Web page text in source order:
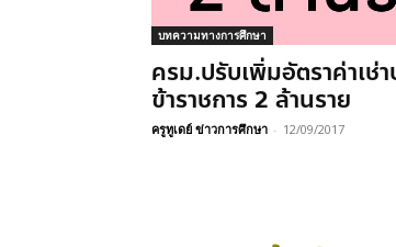
บทความทางการศึกษา
ครม.ปรับเพิ่มอัตราค่าเช่า
ข้าราชการ 2 ล้านราย
ครูทูเดย์ ข่าวการศึกษา - 12/09/2017